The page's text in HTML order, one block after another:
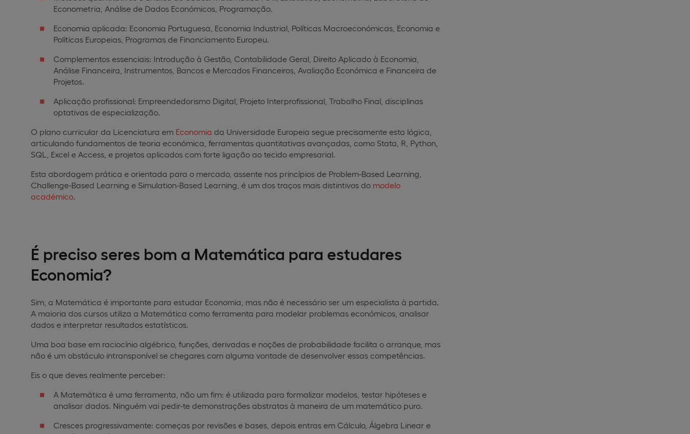
Econometria, Análise de Dados Económicos, Programação.
Economia aplicada: Economia Portuguesa, Economia Industrial, Políticas Macroeconómicas, Economia e
Políticas Europeias, Programas de Financiamento Europeu.
Complementos essenciais: Introdução à Gestão, Contabilidade Geral, Direito Aplicado à Economia,
Análise Financeira, Instrumentos, Bancos e Mercados Financeiros, Avaliação Económica e Financeira de
Projetos.
Aplicação profissional: Empreendedorismo Digital, Projeto Interprofissional, Trabalho Final, disciplinas
optativas de especialização.
O plano curricular da Licenciatura em Economia da Universidade Europeia segue precisamente esta lógica,
articulando fundamentos de teoria económica, ferramentas quantitativas avançadas, como Stata, R, Python,
SQL, Excel e Access, e projetos aplicados com forte ligação ao tecido empresarial.
Esta abordagem prática e orientada para o mercado, assente nos princípios de Problem-Based Learning,
Challenge-Based Learning e Simulation-Based Learning, é um dos traços mais distintivos do modelo
académico
É preciso seres bom a Matemática para estudares
Economia?
Sim, a Matemática é importante para estudar Economia, mas não é necessário ser um especialista à partida.
A maioria dos cursos utiliza a Matemática como ferramenta para modelar problemas económicos, analisar
dados e interpretar resultados estatísticos.
Uma boa base em raciocínio algébrico, funções, derivadas e noções de probabilidade facilita o arranque, mas
não é um obstáculo intransponível se chegares com alguma vontade de desenvolver essas competências.
Eis o que deves realmente perceber:
A Matemática é uma ferramenta, não um fim: é utilizada para formalizar modelos, testar hipóteses e
analisar dados. Ninguém vai pedir-te demonstrações abstratas à maneira de um matemático puro.
Cresces progressivamente: começas por revisões e bases, depois entras em Cálculo, Álgebra Linear e